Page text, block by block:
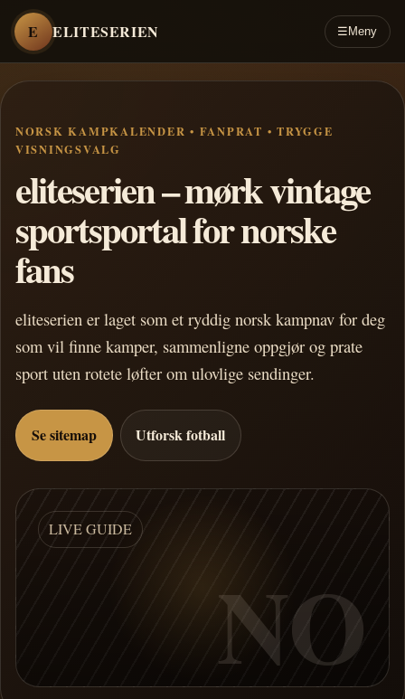
E ELITESERIEN ☰ Meny
NORSK KAMPKALENDER • FANPRAT • TRYGGE
VISNINGSVALG
eliteserien – mørk vintage
sportsportal for norske
fans
eliteserien er laget som et ryddig norsk kampnav for deg
som vil finne kamper, sammenligne oppgjør og prate
sport uten rotete løfter om ulovlige sendinger.
Se sitemap Utforsk fotball
LIVE GUIDE
NO